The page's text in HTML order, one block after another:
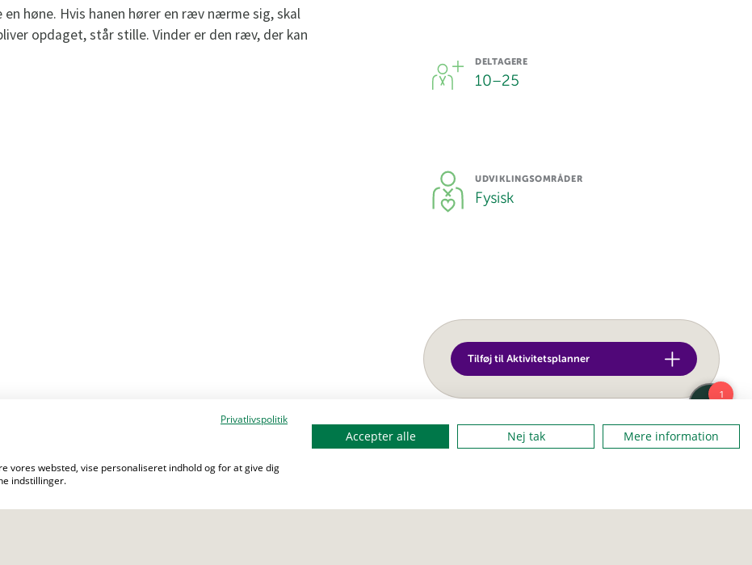
høne. Hvis hanen hører en ræv nærme sig, skal
opdaget, står stille. Vinder er den ræv, der kan
DELTAGERE
10–25
UDVIKLINGSOMRÅDER
Fysisk
Tilføj til Aktivitetsplanner
Privatlivspolitik
vores websted, vise personaliseret indhold og for at give dig
indstillinger.
Accepter alle Nej tak Mere information